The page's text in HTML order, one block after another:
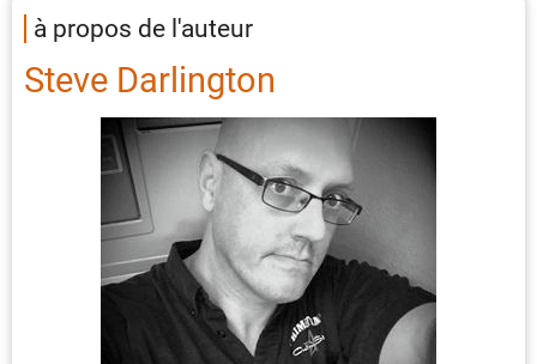
à propos de l'auteur
Steve Darlington